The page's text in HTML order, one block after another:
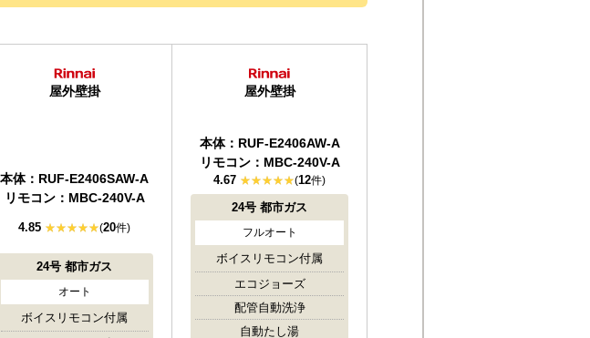
本体：RUF-E2406SAW-A
リモコン：MBC-240V-A
屋外壁掛
本体：RUF-E2406AW-A
リモコン：MBC-240V-A
4.67 (12
24号都市ガス